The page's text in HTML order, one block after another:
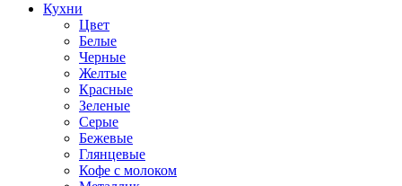
Кухни
Цвет
Белые
Черные
Желтые
Красные
Зеленые
Серые
Бежевые
Глянцевые
Кофе с молоком